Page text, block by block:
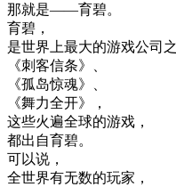
那就是——育碧。
育碧 ，
是世界上最大的游戏公司
《刺客信条》
、
《孤岛惊魂》
、
《舞力全开》
，
这些火遍全球的游戏 ，
都出自育碧。
可以说 ，
全世界有无数的玩家 ，